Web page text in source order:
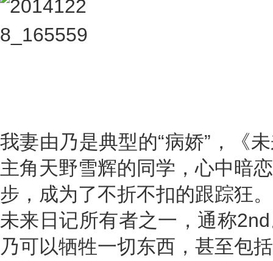
我妻由乃是典型的“病娇”，《
主角天野雪辉的同学，心中暗
步，成为了不折不扣的跟踪狂
未来日记所有者之一，通称
乃可以牺牲一切东西，甚至包